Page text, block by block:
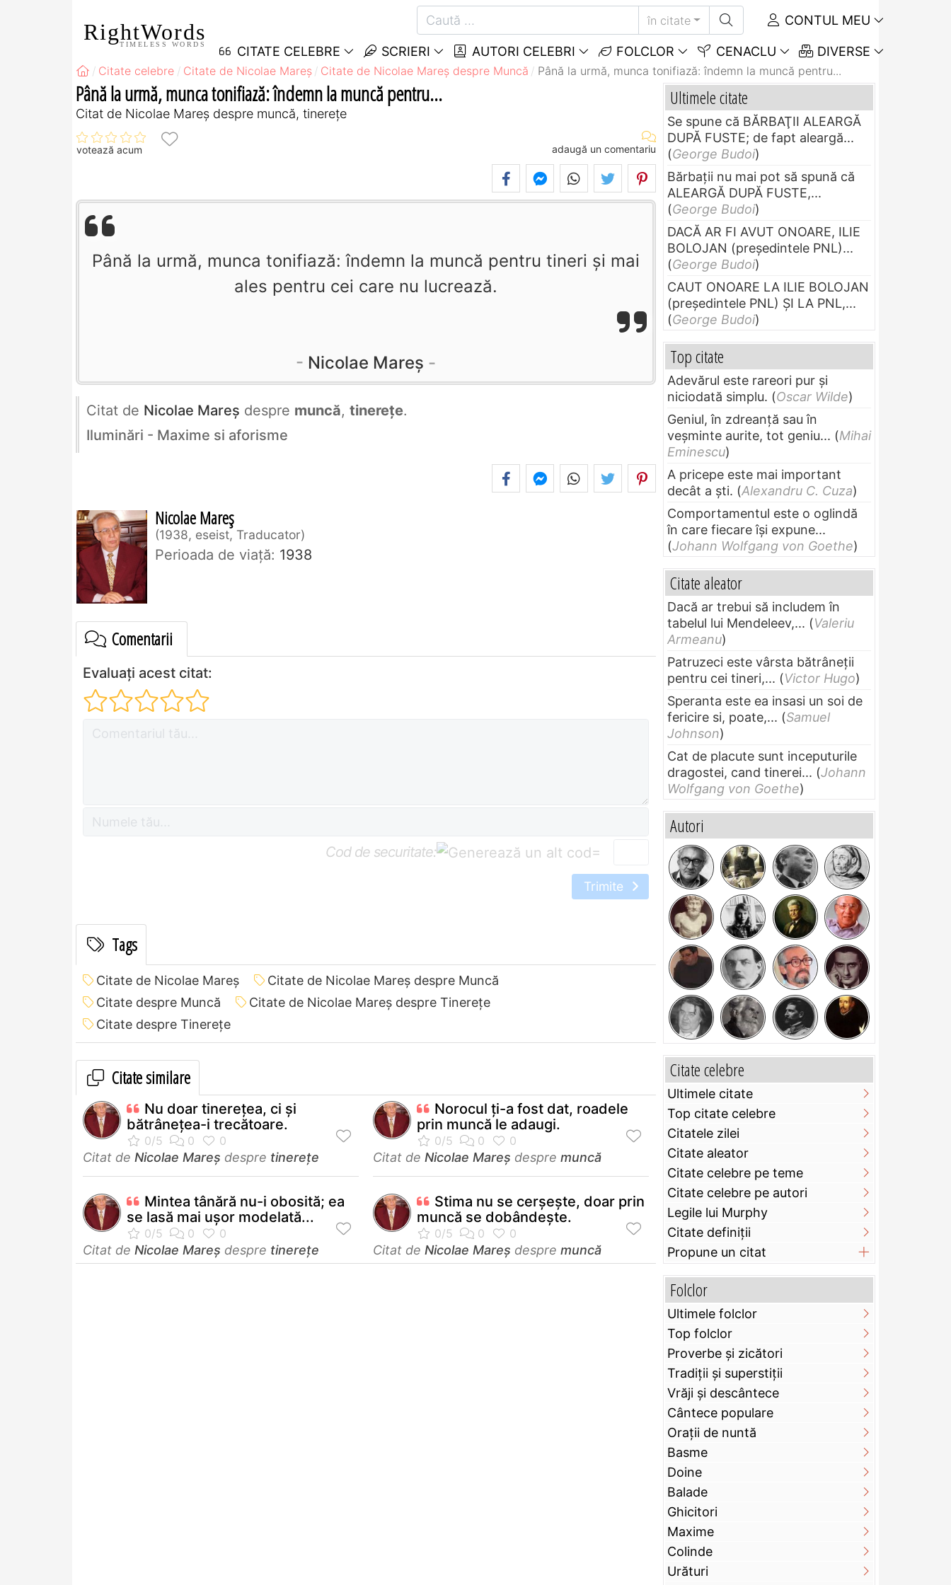
RightWords
TIMELESS WORDS
în citate CONTUL MEU
CITATE CELEBRE SCRIERI AUTORI CELEBRI FOLCLOR CENACLU DIVERSE
Citate celebre Citate de Nicolae Mareș Citate de Nicolae Mareș despre Muncă Până la urmă, munca tonifiază: îndemn la muncă pentru...
Până la urmă, munca tonifiază: îndemn la muncă pentru...
Citat de Nicolae Mareș despre muncă, tinerețe
votează acum adaugă un comentariu
Până la urmă, munca tonifiază: îndemn la muncă pentru tineri și mai
ales pentru cei care nu lucrează.
Nicolae Mareș
Citat de Nicolae Mareș despre muncă, tinerețe.
Iluminări - Maxime si aforisme
Nicolae Mareș
1938, eseist, Traducator
Perioada de viaţă: 1938
Comentarii
Evaluați acest citat:
Cod de securitate: =
Trimite
Tags
Citate de Nicolae Mareș
Citate de Nicolae Mareș despre Muncă
Citate despre Muncă
Citate de Nicolae Mareș despre Tinerețe
Citate despre Tinerețe
Citate similare
Nu doar tinerețea, ci și
bătrânețea-i trecătoare.
Citat de Nicolae Mareș despre tinerețe
Norocul ţi-a fost dat, roadele
prin muncă le adaugi.
Citat de Nicolae Mareș despre muncă
Mintea tânără nu-i obosită; ea
se lasă mai uşor modelată...
Citat de Nicolae Mareș despre tinerețe
Stima nu se cerșește, doar prin
muncă se dobândește.
Citat de Nicolae Mareș despre muncă
Ultimele citate
Se spune că BĂRBAŢII ALEARGĂ
DUPĂ FUSTE; de fapt aleargă...
(George Budoi)
Bărbaţii nu mai pot să spună că
ALEARGĂ DUPĂ FUSTE,...
(George Budoi)
DACĂ AR FI AVUT ONOARE, ILIE
BOLOJAN (preşedintele PNL)...
(George Budoi)
CAUT ONOARE LA ILIE BOLOJAN
(preşedintele PNL) ŞI LA PNL,...
(George Budoi)
Top citate
Adevărul este rareori pur și
niciodată simplu. (Oscar Wilde)
Geniul, în zdreanţă sau în
veşminte aurite, tot geniu... (Mihai
Eminescu)
A pricepe este mai important
decât a ști. (Alexandru C. Cuza)
Comportamentul este o oglindă
în care fiecare își expune...
(Johann Wolfgang von Goethe)
Citate aleator
Dacă ar trebui să includem în
tabelul lui Mendeleev,... (Valeriu
Armeanu)
Patruzeci este vârsta bătrâneții
pentru cei tineri,... (Victor Hugo)
Speranta este ea insasi un soi de
fericire si, poate,... (Samuel
Johnson)
Cat de placute sunt inceputurile
dragostei, cand tinerei... (Johann
Wolfgang von Goethe)
Autori
Citate celebre
Ultimele citate
Top citate celebre
Citatele zilei
Citate aleator
Citate celebre pe teme
Citate celebre pe autori
Legile lui Murphy
Citate definiţii
Propune un citat
Folclor
Ultimele folclor
Top folclor
Proverbe și zicători
Tradiții și superstiții
Vrăji și descântece
Cântece populare
Orații de nuntă
Basme
Doine
Balade
Ghicitori
Maxime
Colinde
Urături